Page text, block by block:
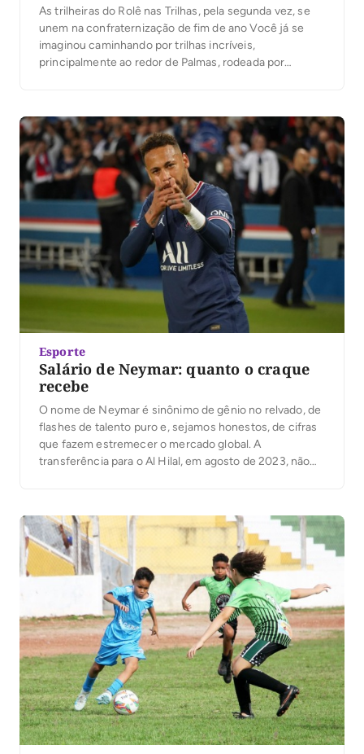
As trilheiras do Rolê nas Trilhas, pela segunda vez, se
unem na confraternização de fim de ano Você já se
imaginou caminhando por trilhas incríveis,
principalmente ao redor de Palmas, rodeada por
Trilhas; ocorre durante o […]
Esporte
Salário de Neymar: quanto o craque
recebe
O nome de Neymar é sinônimo de gênio no relvado, de
flashes de talento puro e, sejamos honestos, de cifras
que fazem estremecer o mercado global. A
transferência para o Al Hilal, em agosto de 2023, não
economia do desporto, impulsionando o […]